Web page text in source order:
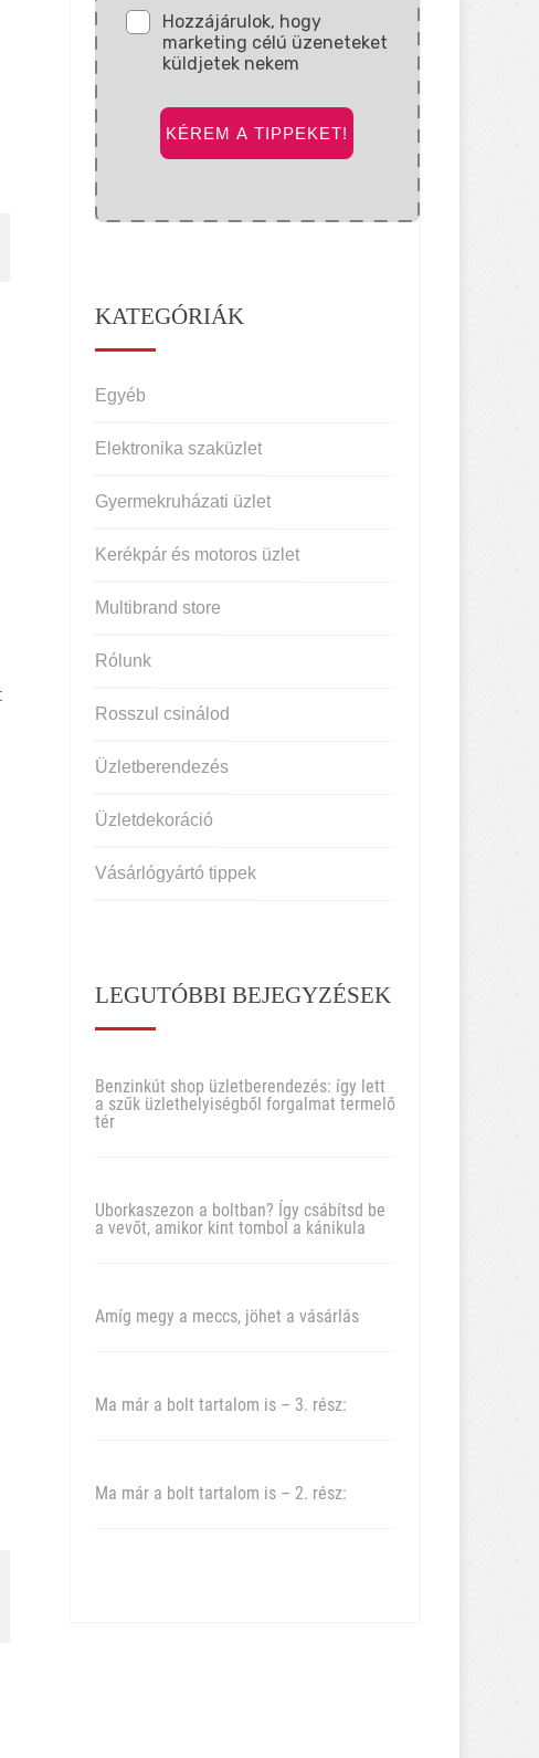
Hozzájárulok, hogy
marketing célú üzeneteket
küldjetek nekem
KÉREM A TIPPEKET!
KATEGÓRIÁK
Egyéb
Elektronika szaküzlet
Gyermekruházati üzlet
Kerékpár és motoros üzlet
Multibrand store
Rólunk
Rosszul csinálod
Üzletberendezés
Üzletdekoráció
Vásárlógyártó tippek
LEGUTÓBBI BEJEGYZÉSEK
Benzinkút shop üzletberendezés: így lett
a szűk üzlethelyiségből forgalmat termelő
tér
Uborkaszezon a boltban? Így csábítsd be
a vevőt, amikor kint tombol a kánikula
Amíg megy a meccs, jöhet a vásárlás
Ma már a bolt tartalom is – 3. rész:
Ma már a bolt tartalom is – 2. rész: